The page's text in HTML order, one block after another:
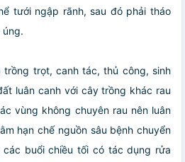
tưới ngập rãnh, sau đó phải tháo
trọt, canh tác, thủ công, sinh
luân canh với cây trồng khác rau
vùng không chuyên rau nên luân
hạn chế nguồn sâu bệnh chuyển
buổi chiều tối có tác dụng rửa